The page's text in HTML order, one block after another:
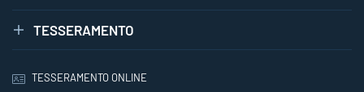
TESSERAMENTO
TESSERAMENTO ONLINE